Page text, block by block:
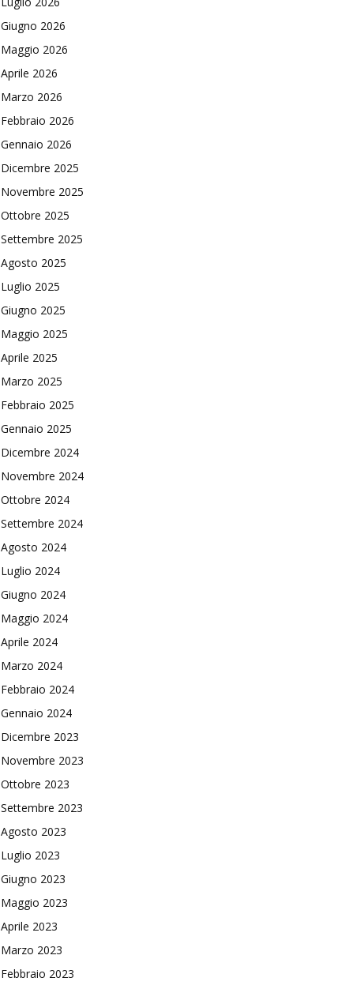
Giugno 2026
Maggio 2026
Aprile 2026
Marzo 2026
Febbraio 2026
Gennaio 2026
Dicembre 2025
Novembre 2025
Ottobre 2025
Settembre 2025
Agosto 2025
Luglio 2025
Giugno 2025
Maggio 2025
Aprile 2025
Marzo 2025
Febbraio 2025
Gennaio 2025
Dicembre 2024
Novembre 2024
Ottobre 2024
Settembre 2024
Agosto 2024
Luglio 2024
Giugno 2024
Maggio 2024
Aprile 2024
Marzo 2024
Febbraio 2024
Gennaio 2024
Dicembre 2023
Novembre 2023
Ottobre 2023
Settembre 2023
Agosto 2023
Luglio 2023
Giugno 2023
Maggio 2023
Aprile 2023
Marzo 2023
Febbraio 2023